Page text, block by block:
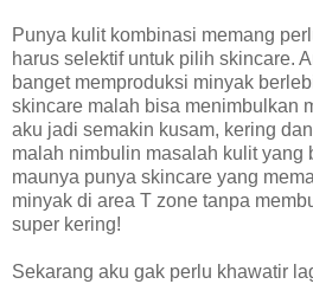
Punya kulit kombinasi memang
harus selektif untuk pilih skincare.
banget memproduksi minyak
skincare malah bisa menimbulkan
aku jadi semakin kusam, kering
malah nimbulin masalah kulit yang
maunya punya skincare yang
minyak di area T zone tanpa
super kering!
Sekarang aku gak perlu khawatir